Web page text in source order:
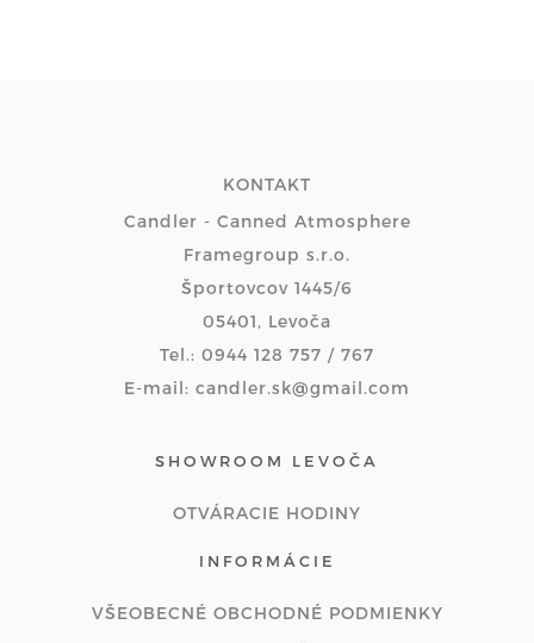
KONTAKT
Candler - Canned Atmosphere
Framegroup s.r.o.
Športovcov 1445/6
05401, Levoča
Tel.: 0944 128 757 / 767
E-mail: candler.sk@gmail.com
SHOWROOM LEVOČA
OTVÁRACIE HODINY
INFORMÁCIE
VŠEOBECNÉ OBCHODNÉ PODMIENKY